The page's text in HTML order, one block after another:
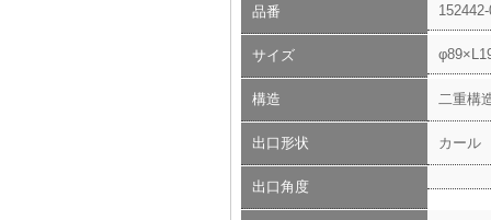
品番
サイズ
構造 二重構
出口形状 カール
出口角度